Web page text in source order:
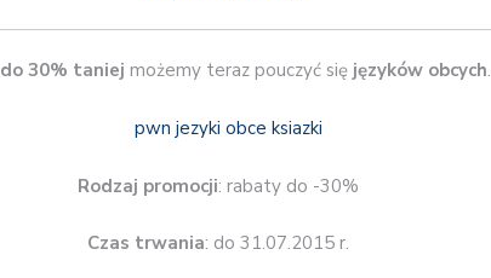
do 30% taniej możemy teraz pouczyć się języków obcych.
Rodzaj promocji: rabaty do -30%
Czas trwania: do 31.07.2015 r.